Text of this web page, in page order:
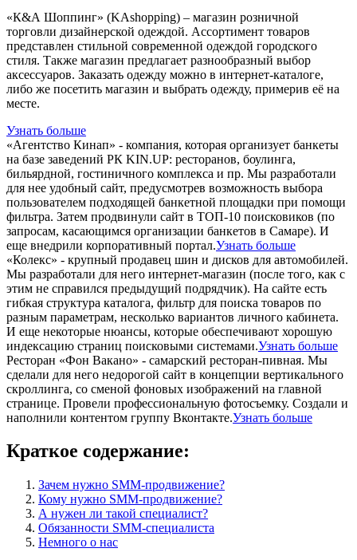
«К&А Шоппинг» (KAshopping) – магазин розничной
торговли дизайнерской одеждой. Ассортимент товаров
представлен стильной современной одеждой городского
стиля. Также магазин предлагает разнообразный выбор
аксессуаров. Заказать одежду можно в интернет-каталоге,
либо же посетить магазин и выбрать одежду, примерив её на
месте.
Узнать больше
«Агентство Кинап» - компания, которая организует банкеты
на базе заведений РК KIN.UP: ресторанов, боулинга,
бильярдной, гостиничного комплекса и пр. Мы разработали
для нее удобный сайт, предусмотрев возможность выбора
пользователем подходящей банкетной площадки при помощи
фильтра. Затем продвинули сайт в ТОП-10 поисковиков (по
запросам, касающимся организации банкетов в Самаре). И
еще внедрили корпоративный портал.Узнать больше
«Колекс» - крупный продавец шин и дисков для автомобилей.
Мы разработали для него интернет-магазин (после того, как с
этим не справился предыдущий подрядчик). На сайте есть
гибкая структура каталога, фильтр для поиска товаров по
разным параметрам, несколько вариантов личного кабинета.
И еще некоторые нюансы, которые обеспечивают хорошую
индексацию страниц поисковыми системами.Узнать больше
Ресторан «Фон Вакано» - самарский ресторан-пивная. Мы
сделали для него недорогой сайт в концепции вертикального
скроллинга, со сменой фоновых изображений на главной
странице. Провели профессиональную фотосъемку. Создали и
наполнили контентом группу Вконтакте.Узнать больше
Краткое содержание:
Зачем нужно SMM-продвижение?
Кому нужно SMM-продвижение?
А нужен ли такой специалист?
Обязанности SMM-специалиста
Немного о нас